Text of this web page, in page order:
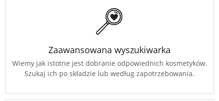
Zaawansowana wyszukiwarka
Wiemy jak istotne jest dobranie odpowiednich kosmetyków.
Szukaj ich po składzie lub według zapotrzebowania.